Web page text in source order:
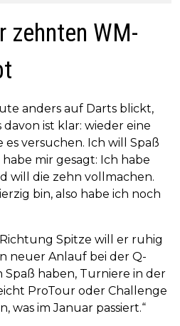
zehnten WM-
anders auf Darts blickt,
davon ist klar: wieder eine
es versuchen. Ich will Spaß
mir gesagt: Ich habe
will die zehn vollmachen.
bin, also habe ich noch
Spitze will er ruhig
neuer Anlauf bei der Q-
Spaß haben, Turniere in der
ProTour oder Challenge
was im Januar passiert.“